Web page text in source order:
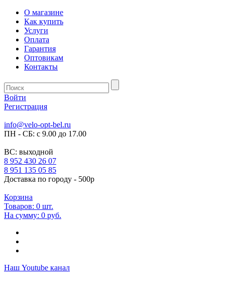
О магазине
Как купить
Услуги
Оплата
Гарантия
Оптовикам
Контакты
Войти
Регистрация
info@velo-opt-bel.ru
ПН - СБ: с 9.00 до 17.00
ВС: выходной
8 952 430 26 07
8 951 135 05 85
Доставка по городу - 500р
Корзина
Товаров: 0 шт.
На сумму: 0 руб.
Наш Youtube канал